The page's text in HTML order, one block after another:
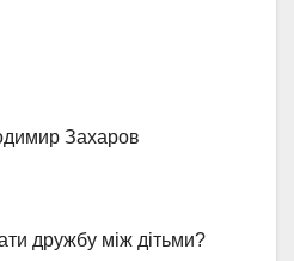
Захаров
дружбу між дітьми?